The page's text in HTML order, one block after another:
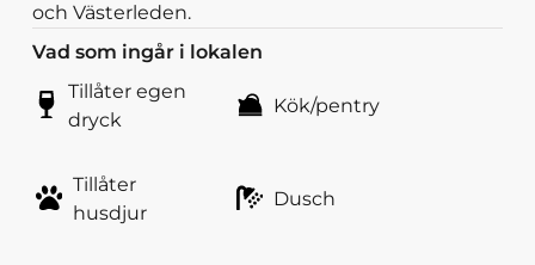
och Västerleden.
Vad som ingår i lokalen
Tillåter egen
dryck
Kök/pentry
Tillåter
husdjur
Dusch